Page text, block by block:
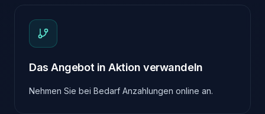
Das Angebot in Aktion verwandeln
Nehmen Sie bei Bedarf Anzahlungen online an.